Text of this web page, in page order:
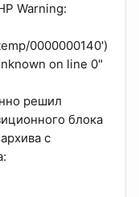
Warning:
0000000140')
on line 0"
решил
блока
с